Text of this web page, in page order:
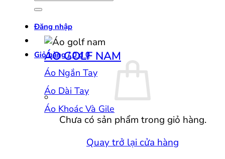
Đăng nhập
Giỏ hàng /0₫ 0
Chưa có sản phẩm trong giỏ hàng.
Quay trở lại cửa hàng
ÁO GOLF NAM
Áo Ngắn Tay
Áo Dài Tay
Áo Khoác Và Gile